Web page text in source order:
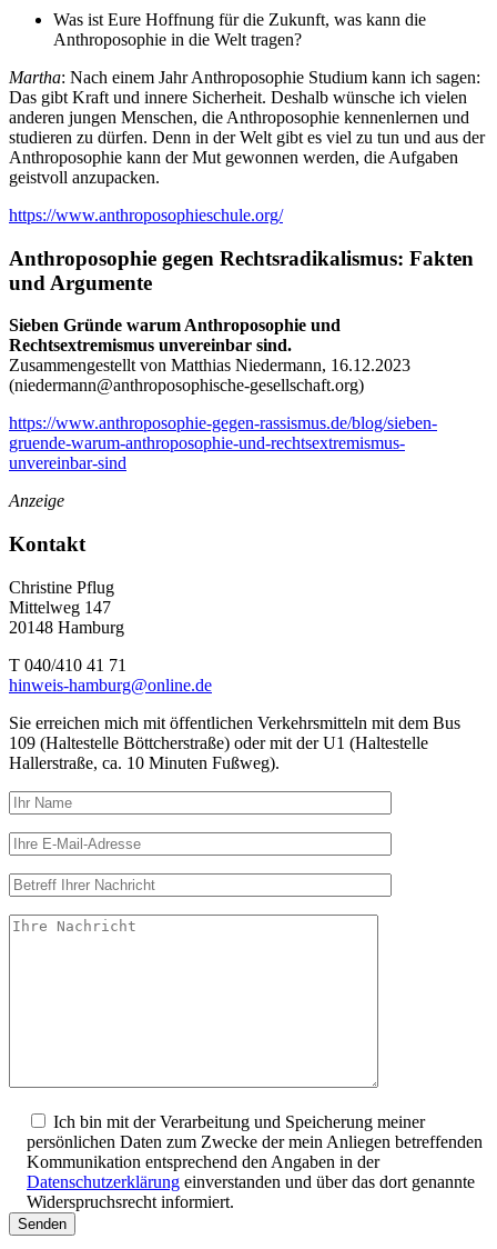
Was ist Eure Hoffnung für die Zukunft, was kann die
Anthroposophie in die Welt tragen?
Martha: Nach einem Jahr Anthroposophie Studium kann ich sagen:
Das gibt Kraft und innere Sicherheit. Deshalb wünsche ich vielen
anderen jungen Menschen, die Anthroposophie kennenlernen und
studieren zu dürfen. Denn in der Welt gibt es viel zu tun und aus der
Anthroposophie kann der Mut gewonnen werden, die Aufgaben
geistvoll anzupacken.
https://www.anthroposophieschule.org/
Anthroposophie gegen Rechtsradikalismus: Fakten
und Argumente
Sieben Gründe warum Anthroposophie und
Rechtsextremismus unvereinbar sind.
Zusammengestellt von Matthias Niedermann, 16.12.2023
(niedermann@anthroposophische-gesellschaft.org)
https://www.anthroposophie-gegen-rassismus.de/blog/sieben-
gruende-warum-anthroposophie-und-rechtsextremismus-
unvereinbar-sind
Anzeige
Kontakt
Christine Pflug
Mittelweg 147
20148 Hamburg
T 040/410 41 71
hinweis-hamburg@online.de
Sie erreichen mich mit öffentlichen Verkehrsmitteln mit dem Bus
109 (Haltestelle Böttcherstraße) oder mit der U1 (Haltestelle
Hallerstraße, ca. 10 Minuten Fußweg).
Ich bin mit der Verarbeitung und Speicherung meiner
persönlichen Daten zum Zwecke der mein Anliegen betreffenden
Kommunikation entsprechend den Angaben in der
Datenschutzerklärung einverstanden und über das dort genannte
Widerspruchsrecht informiert.